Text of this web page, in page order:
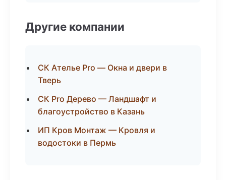
Другие компании
СК Ателье Pro — Окна и двери в
Тверь
СК Pro Дерево — Ландшафт и
благоустройство в Казань
ИП Кров Монтаж — Кровля и
водостоки в Пермь